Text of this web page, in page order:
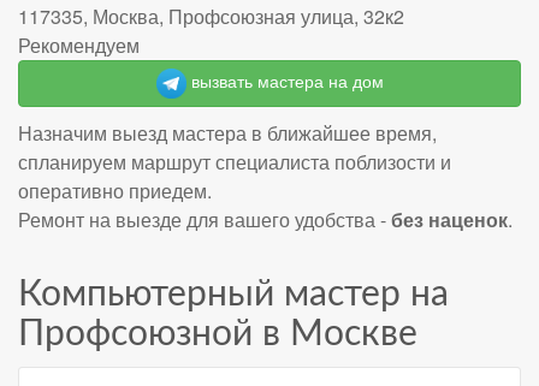
117335, Москва, Профсоюзная улица, 32к2
Рекомендуем
вызвать мастера на дом
Назначим выезд мастера в ближайшее время,
спланируем маршрут специалиста поблизости и
оперативно приедем.
Ремонт на выезде для вашего удобства -без наценок.
Компьютерный мастер на
Профсоюзной в Москве